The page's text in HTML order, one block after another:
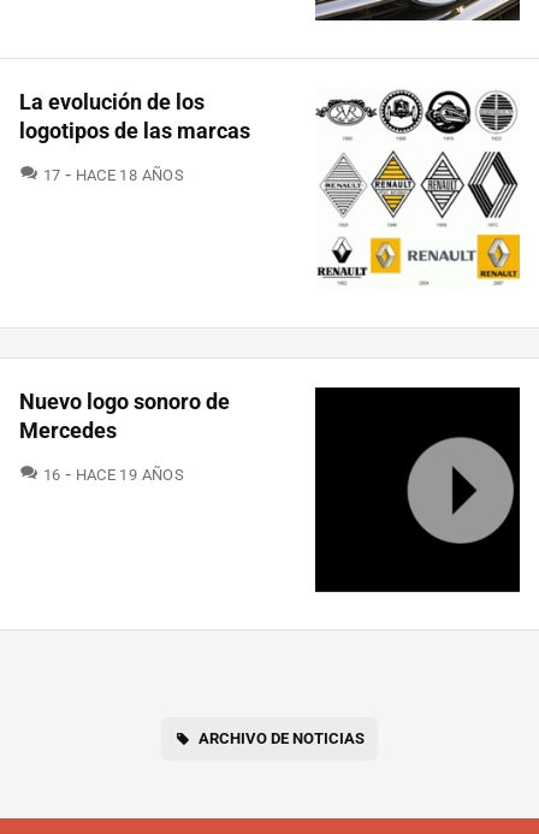
La evolución de los
logotipos de las marcas
17 COMENTARIOS
HACE 18 AÑOS
Nuevo logo sonoro de
Mercedes
16 COMENTARIOS
HACE 19 AÑOS
ARCHIVO DE NOTICIAS